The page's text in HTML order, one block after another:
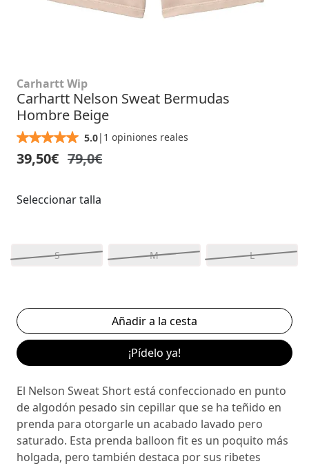
Carhartt Wip
Carhartt Nelson Sweat Bermudas
Hombre Beige
5.0| 1 opiniones reales
39,50€ 79,0€
Seleccionar talla
S M L
¡Pídelo ya!
El Nelson Sweat Short está confeccionado en punto
de algodón pesado sin cepillar que se ha teñido en
prenda para otorgarle un acabado lavado pero
saturado. Esta prenda balloon fit es un poquito más
holgada, pero también destaca por sus ribetes